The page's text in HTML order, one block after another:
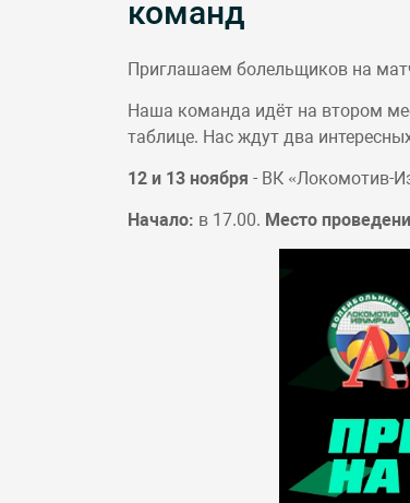
команд
Приглашаем болельщиков на
Наша команда идёт на втором
таблице. Нас ждут два
12 и 13 ноября - ВК «Локомотив-
Начало: в 17.00. Место